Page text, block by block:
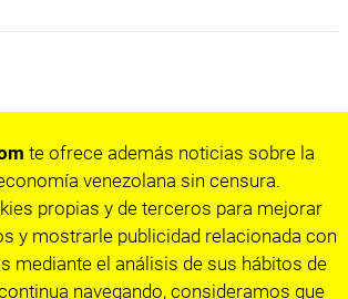
te ofrece además noticias sobre la
venezolana sin censura.
propias y de terceros para mejorar
y mostrarle publicidad relacionada con
mediante el análisis de sus hábitos de
navegando, consideramos que